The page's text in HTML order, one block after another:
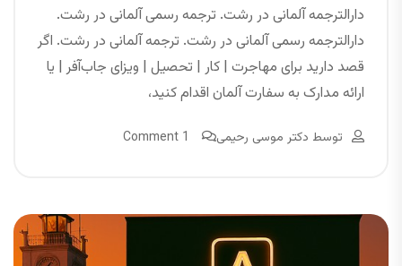
دارالترجمه آلمانی در رشت. ترجمه رسمی آلمانی در رشت.
دارالترجمه رسمی آلمانی در رشت. ترجمه آلمانی در رشت. اگر
قصد دارید برای مهاجرت | کار | تحصیل | ویزای جاب‌آفر | یا
ارائه مدارک به سفارت آلمان اقدام کنید،
توسط دکتر موسی رحیمی 1 Comment